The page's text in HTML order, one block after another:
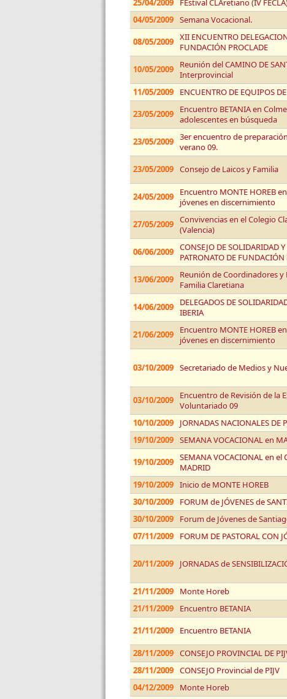
25/04/2009
FEstival CLAretiano (IV
04/05/2009 Semana Vocacional.
08/05/2009 XII ENCUENTRO
FUNDACIÓN PROCLADE
10/05/2009
Reunión del CAMINO DE
Interprovincial
11/05/2009 ENCUENTRO DE EQUIPOS
23/05/2009
Encuentro BETANIA en
adolescentes en búsqueda
23/05/2009 3er encuentro de
verano 09.
23/05/2009 Consejo de Laicos y Familia
24/05/2009
Encuentro MONTE HOREB
jóvenes en discernimiento
27/05/2009 Convivencias en el Colegio
(Valencia)
06/06/2009 CONSEJO DE SOLIDARIDAD
PATRONATO DE FUNDACIÓN
13/06/2009
Reunión de Coordinadores y
Familia Claretiana
14/06/2009
DELEGADOS DE
IBERIA
21/06/2009
Encuentro MONTE HOREB
jóvenes en discernimiento
03/10/2009 Secretariado de Medios y
03/10/2009
Encuentro de Revisión de la
Voluntariado 09
10/10/2009
JORNADAS NACIONALES DE
19/10/2009 SEMANA VOCACIONAL en
19/10/2009 SEMANA VOCACIONAL en
MADRID
19/10/2009 Inicio de MONTE HOREB
30/10/2009
FORUM de JÓVENES de
30/10/2009
Forum de Jóvenes de
07/11/2009
FORUM DE PASTORAL CON
20/11/2009 JORNADAS de
21/11/2009
Monte Horeb
21/11/2009
Encuentro BETANIA
21/11/2009
Encuentro BETANIA
28/11/2009 CONSEJO PROVINCIAL DE
28/11/2009 CONSEJO Provincial de PIJV
04/12/2009
Monte Horeb